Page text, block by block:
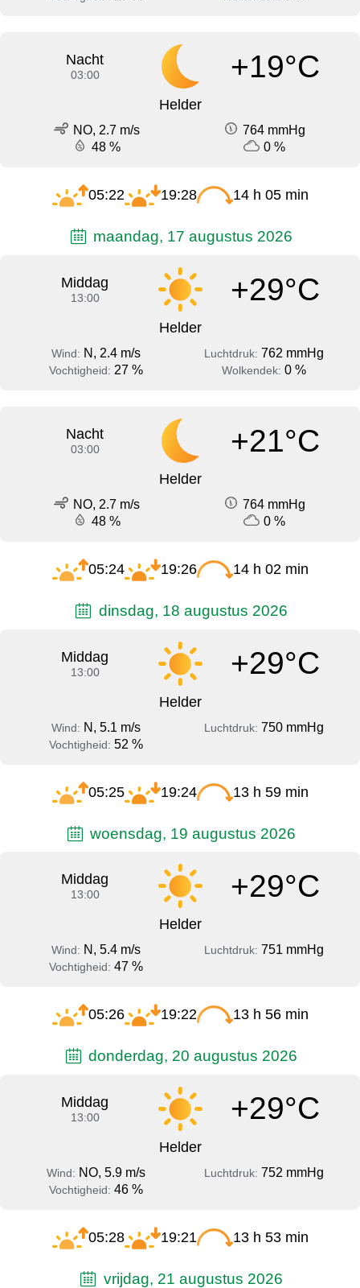
Nacht
03:00 +19°C
Helder
NO, 2.7 m/s
764 mmHg
48 %
0 %
05:22 19:28 14 h 05 min
maandag, 17 augustus 2026
Middag
13:00 +29°C
Helder
Wind: N, 2.4 m/s Luchtdruk: 762 mmHg
Vochtigheid: 27 % Wolkendek: 0 %
Nacht
03:00 +21°C
Helder
NO, 2.7 m/s
764 mmHg
48 %
0 %
05:24 19:26 14 h 02 min
dinsdag, 18 augustus 2026
Middag
13:00 +29°C
Helder
Wind: N, 5.1 m/s Luchtdruk: 750 mmHg
Vochtigheid: 52 %
05:25 19:24 13 h 59 min
woensdag, 19 augustus 2026
Middag
13:00 +29°C
Helder
Wind: N, 5.4 m/s Luchtdruk: 751 mmHg
Vochtigheid: 47 %
05:26 19:22 13 h 56 min
donderdag, 20 augustus 2026
Middag
13:00 +29°C
Helder
Wind: NO, 5.9 m/s Luchtdruk: 752 mmHg
Vochtigheid: 46 %
05:28 19:21 13 h 53 min
vrijdag, 21 augustus 2026